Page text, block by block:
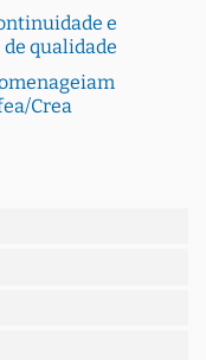
e
qualidade
Crea